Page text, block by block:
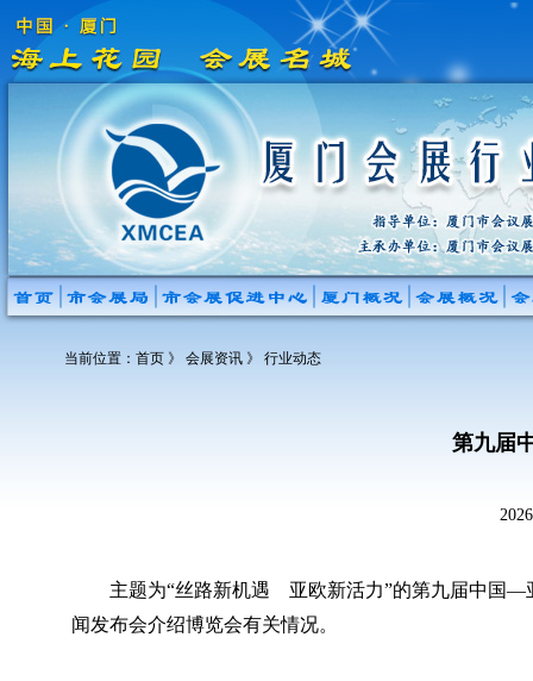
当前位置： 首页 》 会展资讯 》 行业动态
第九届
主题为“丝路新机遇 亚欧新活力”的第九届中国—亚
闻发布会介绍博览会有关情况。